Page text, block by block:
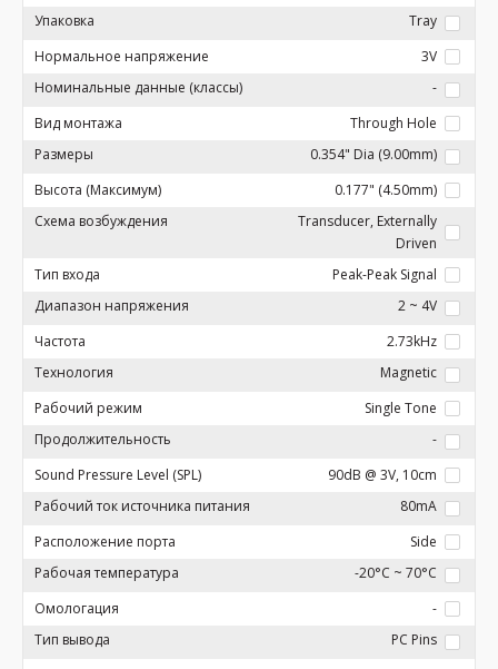
Упаковка
Tray
Нормальное напряжение
3V
Номинальные данные (классы)
-
Вид монтажа
Through Hole
Размеры
0.354" Dia (9.00mm)
Высота (Максимум)
0.177" (4.50mm)
Схема возбуждения
Transducer, Externally
Driven
Тип входа
Peak-Peak Signal
Диапазон напряжения
2 ~ 4V
Частота
2.73kHz
Технология
Magnetic
Рабочий режим
Single Tone
Продолжительность
-
Sound Pressure Level (SPL)
90dB @ 3V, 10cm
Рабочий ток источника питания
80mA
Расположение порта
Side
Рабочая температура
-20°C ~ 70°C
Омологация
-
Тип вывода
PC Pins